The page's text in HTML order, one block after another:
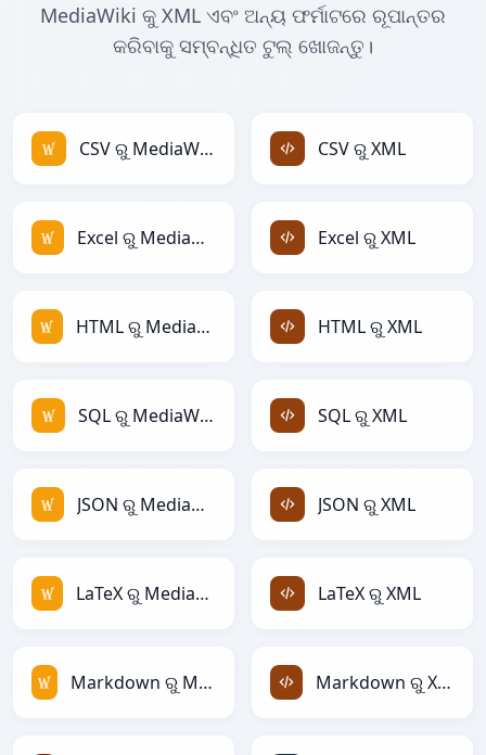
MediaWiki କୁ XML ଏବଂ ଅନ୍ୟ ଫର୍ମାଟରେ ରୂପାନ୍ତର
କରିବାକୁ ସମ୍ବନ୍ଧିତ ଟୁଲ୍ ଖୋଜନ୍ତୁ।
CSV ରୁ MediaWiki CSV ରୁ XML
Excel ରୁ MediaWiki Excel ରୁ XML
HTML ରୁ MediaWiki HTML ରୁ XML
SQL ରୁ MediaWiki SQL ରୁ XML
JSON ରୁ MediaWiki JSON ରୁ XML
LaTeX ରୁ MediaWiki LaTeX ରୁ XML
Markdown ରୁ MediaWiki Markdown ରୁ XML